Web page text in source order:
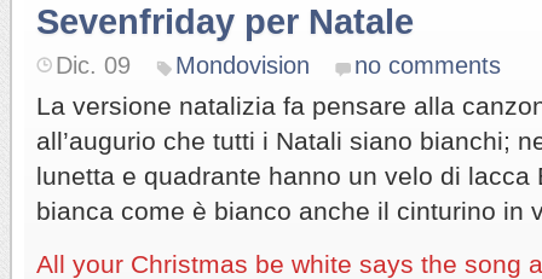
Sevenfriday per Natale
Dic. 09 Mondovision no comments
La versione natalizia fa pensare alla
all’augurio che tutti i Natali siano bianchi;
lunetta e quadrante hanno un velo di lacca
bianca come è bianco anche il cinturino in
All your Christmas be white says the song